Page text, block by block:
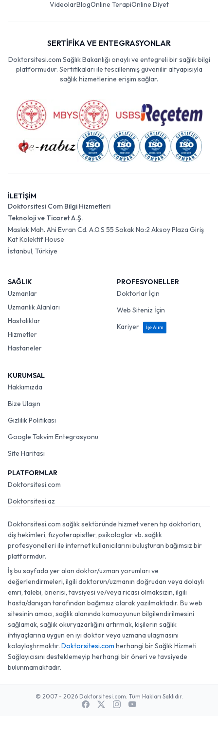
VideolarBlogOnline TerapiOnline Diyet
SERTİFİKA VE ENTEGRASYONLAR
Doktorsitesi.com Sağlık Bakanlığı onaylı ve entegreli bir sağlık bilgi
platformudur. Sertifikaları ile tescillenmiş güvenilir altyapısıyla
sağlık hizmetlerine erişim sağlar.
İLETİŞİM
Doktorsitesi Com Bilgi Hizmetleri
Teknoloji ve Ticaret A.Ş.
Maslak Mah. Ahi Evran Cd. A.O.S 55 Sokak No:2 Aksoy Plaza Giriş
Kat Kolektif House
İstanbul, Türkiye
SAĞLIK
Uzmanlar
Uzmanlık Alanları
Hastalıklar
Hizmetler
Hastaneler
PROFESYONELLER
Doktorlar İçin
Web Siteniz İçin
Kariyer
İşe Alım
KURUMSAL
Hakkımızda
Bize Ulaşın
Gizlilik Politikası
Google Takvim Entegrasyonu
Site Haritası
PLATFORMLAR
Doktorsitesi.com
Doktorsitesi.az
Doktorsitesi.com sağlık sektöründe hizmet veren tıp doktorları,
diş hekimleri, fizyoterapistler, psikologlar vb. sağlık
profesyonelleri ile internet kullanıcılarını buluşturan bağımsız bir
platformdur.
İş bu sayfada yer alan doktor/uzman yorumları ve
değerlendirmeleri, ilgili doktorun/uzmanın doğrudan veya dolaylı
emri, talebi, önerisi, tavsiyesi ve/veya ricası olmaksızın, ilgili
hasta/danışan tarafından bağımsız olarak yazılmaktadır. Bu web
sitesinin amacı, sağlık alanında kamuoyunun bilgilendirilmesini
sağlamak, sağlık okuryazarlığını artırmak, kişilerin sağlık
ihtiyaçlarına uygun en iyi doktor veya uzmana ulaşmasını
kolaylaştırmaktır. Doktorsitesi.com herhangi bir Sağlık Hizmeti
Sağlayıcısını desteklemeyip herhangi bir öneri ve tavsiyede
bulunmamaktadır.
© 2007 - 2026 Doktorsitesi.com. Tüm Hakları Saklıdır.